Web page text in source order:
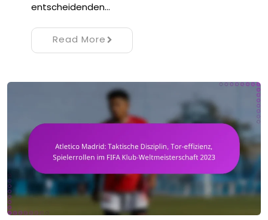
entscheidenden…
Read More